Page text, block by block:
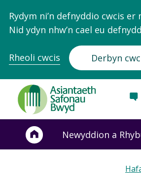
Rydym ni’n defnyddio cwcis
Nid ydyn nhw’n cael eu
Rheoli cwcis Derbyn
Food
Standards
Agency
Frontpage
Newyddion a